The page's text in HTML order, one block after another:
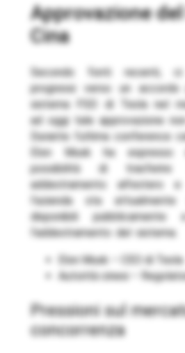
Approvazione del FSD in
Cina
Secondo fonti recenti,
progressi verso un accordo
sistema FSD di Tesla nel
ad oggi tale approvazione
Durante l’ultima conference
Elon Musk ha espresso
possibilità di
addestramento all’estero
l’azienda sta
disponibili
l’addestramento del sistema.
Elon Musk – CEO di Tesla
Autorità cinesi –
Pressioni sul mercato e
concorrenza